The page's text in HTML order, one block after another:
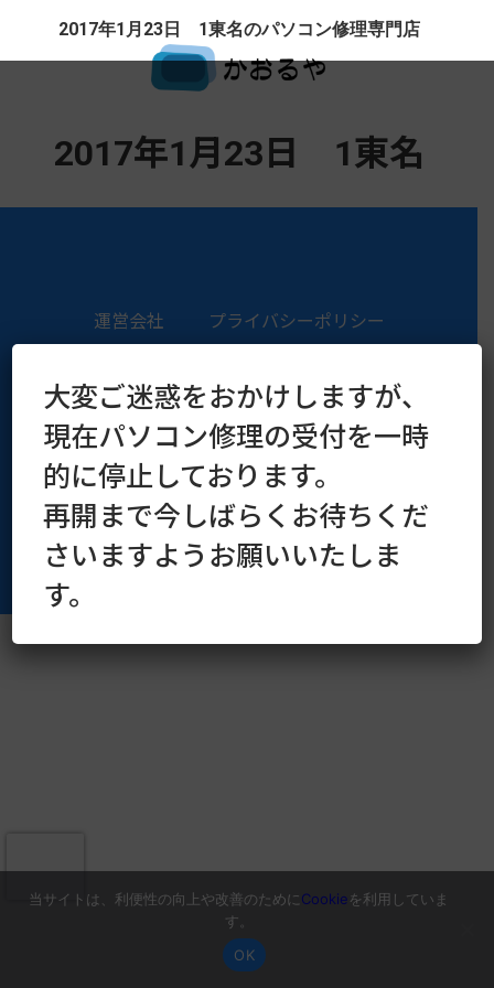
2017年1月23日 1東名のパソコン修理専門店
2017年1月23日 1東名
運営会社 プライバシーポリシー
Copyright © 2016–2026 kaoruya.org All Rights Reserved.
大変ご迷惑をおかけしますが、
現在パソコン修理の受付を一時
的に停止しております。
再開まで今しばらくお待ちくだ
さいますようお願いいたしま
す。
当サイトは、利便性の向上や改善のためにCookieを利用していま
す。
OK